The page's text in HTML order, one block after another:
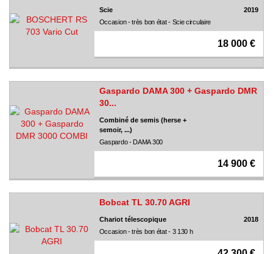
Scie
2019
Occasion - très bon état - Scie circulaire
18 000 €
Gaspardo DAMA 300 + Gaspardo DMR
30...
Combiné de semis (herse +
semoir, ...)
Gaspardo - DAMA 300
14 900 €
Bobcat TL 30.70 AGRI
Chariot télescopique
2018
Occasion - très bon état - 3 130 h